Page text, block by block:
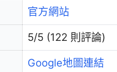
官方網站
5/5 (122 則評論)
Google地圖連結